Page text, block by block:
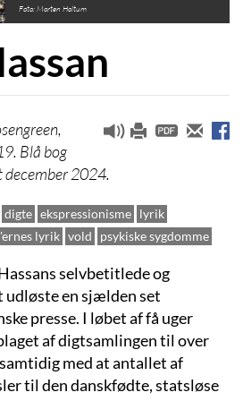
Foto: Morten Holtum
Blå bog
2024.
digte ekspressionisme lyrik
lyrik vold psykiske sygdomme
selvbetitlede og
udløste en sjælden set
presse. I løbet af få uger
af digtsamlingen til over
med at antallet af
til den danskfødte, statsløse